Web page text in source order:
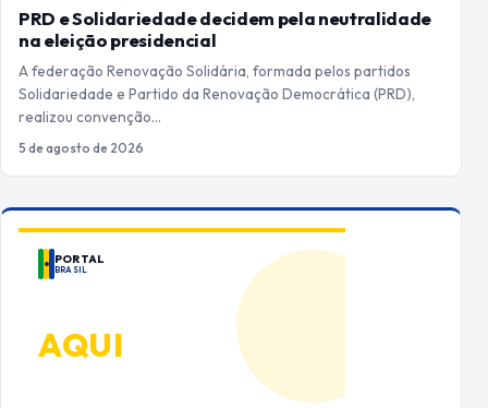
PRD e Solidariedade decidem pela neutralidade
na eleição presidencial
A federação Renovação Solidária, formada pelos partidos
Solidariedade e Partido da Renovação Democrática (PRD),
realizou convenção…
5 de agosto de 2026
PORTAL
BRASIL
AQUI